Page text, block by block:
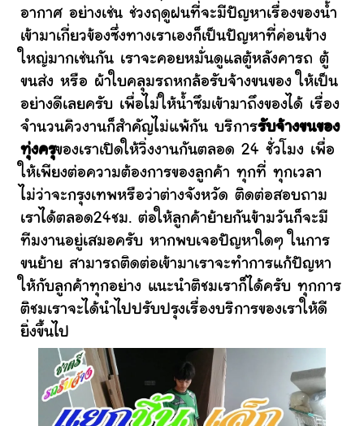
อากาศ อย่างเช่น ช่วงฤดูฝนที่จะมีปัญหาเรื่องของน้ำ
เข้ามาเกี่ยวข้องซึ่งทางเราเองก็เป็นปัญหาที่ค่อนข้าง
ใหญ่มากเช่นกัน เราจะคอยหมั่นดูแลตู้หลังคารถ ตู้
ขนส่ง หรือ ผ้าใบคลุมรถหกล้อรับจ้างขนของ ให้เป็น
อย่างดีเลยครับ เพื่อไม่ให้น้ำซึมเข้ามาถึงของได้ เรื่อง
จำนวนคิวงานก็สำคัญไม่แพ้กัน บริการรับจ้างขนของ
ทุ่งครุของเราเปิดให้วิ่งงานกันตลอด 24 ชั่วโมง เพื่อ
ให้เพียงต่อความต้องการของลูกค้า ทุกที่ ทุกเวลา
ไม่ว่าจะกรุงเทพหรือว่าต่างจังหวัด ติดต่อสอบถาม
เราได้ตลอด24ชม. ต่อให้ลูกค้าย้ายกันข้ามวันก็จะมี
ทีมงานอยู่เสมอครับ หากพบเจอปัญหาใดๆ ในการ
ขนย้าย สามารถติดต่อเข้ามาเราจะทำการแก้ปัญหา
ให้กับลูกค้าทุกอย่าง แนะนำติชมเราก็ได้ครับ ทุกการ
ติชมเราจะได้นำไปปรับปรุงเรื่องบริการของเราให้ดี
ยิ่งขึ้นไป